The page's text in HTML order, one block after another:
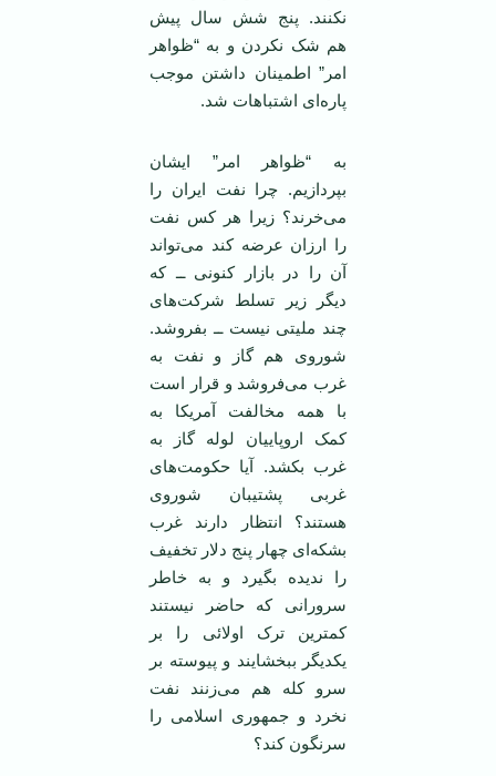
نکنند. پنج شش سال پیش
هم شک نکردن و به “ظواهر
امر” اطمینان داشتن موجب
پاره‌ای اشتباهات شد.
به “ظواهر امر” ایشان
بپردازیم. چرا نفت ایران را
می‌خرند؟ زیرا هر کس نفت
را ارزان عرضه کند می‌تواند
آن را در بازار کنونی ــ که
دیگر زیر تسلط شرکت‌های
چند ملیتی نیست ــ بفروشد.
شوروی هم گاز و نفت به
غرب می‌فروشد و قرار است
با همه مخالفت آمریکا به
کمک اروپاییان لوله گاز به
غرب بکشد. آیا حکومت‌های
غربی پشتیبان شوروی
هستند؟ انتظار دارند غرب
بشکه‌ای چهار پنج دلار تخفیف
را ندیده بگیرد و به خاطر
سرورانی که حاضر نیستند
کمترین ترک اولائی را بر
یکدیگر ببخشایند و پیوسته بر
سرو کله هم می‌زنند نفت
نخرد و جمهوری اسلامی را
سرنگون کند؟